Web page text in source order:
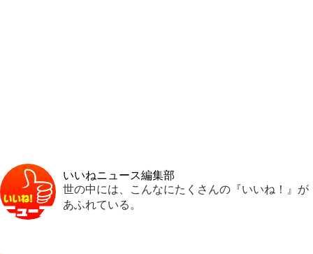
いいねニュース編集部
世の中には、こんなにたくさんの『いいね！』が
あふれている。